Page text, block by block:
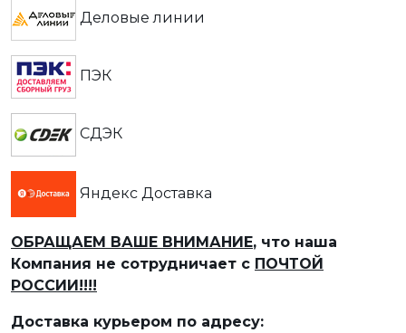
Деловые линии
ПЭК
СДЭК
Яндекс Доставка
ОБРАЩАЕМ ВАШЕ ВНИМАНИЕ, что наша
Компания не сотрудничает с ПОЧТОЙ
РОССИИ!!!!
Доставка курьером по адресу: